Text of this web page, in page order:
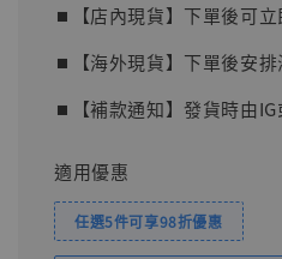
⏹︎【店內現貨】下單後可
⏹︎【海外現貨】下單後安
⏹︎【補款通知】發貨時由
適用優惠
任選5件可享98折優惠